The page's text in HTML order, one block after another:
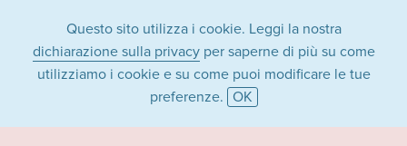
Questo sito utilizza i cookie. Leggi la nostra
dichiarazione sulla privacyper saperne di più su come
utilizziamo i cookie e su come puoi modificare le tue
preferenze. OK